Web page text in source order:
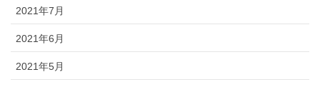
2021年7月
2021年6月
2021年5月